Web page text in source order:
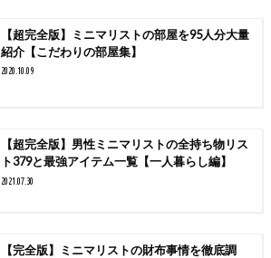
【超完全版】ミニマリストの部屋を95人分大量
紹介【こだわりの部屋集】
2020.10.09
【超完全版】男性ミニマリストの全持ち物リス
ト379と最強アイテム一覧【一人暮らし編】
2021.07.30
【完全版】ミニマリストの財布事情を徹底調